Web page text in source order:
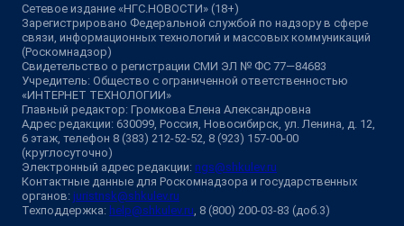
Сетевое издание «НГС.НОВОСТИ» (18+)
Зарегистрировано Федеральной службой по надзору в сфере
связи, информационных технологий и массовых коммуникаций
(Роскомнадзор)
Свидетельство о регистрации СМИ ЭЛ № ФС 77—84683
Учредитель: Общество с ограниченной ответственностью
«ИНТЕРНЕТ ТЕХНОЛОГИИ»
Главный редактор: Громкова Елена Александровна
Адрес редакции: 630099, Россия, Новосибирск, ул. Ленина, д. 12,
6 этаж, телефон 8 (383) 212-52-52, 8 (923) 157-00-00
(круглосуточно)
Электронный адрес редакции: ngs@shkulev.ru
Контактные данные для Роскомнадзора и государственных
органов: juristnsk@shkulev.ru
Техподдержка: help@shkulev.ru , 8 (800) 200-03-83 (доб.3)